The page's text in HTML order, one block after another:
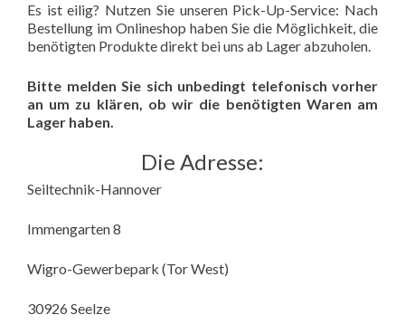
Es ist eilig? Nutzen Sie unseren Pick-Up-Service: Nach
Bestellung im Onlineshop haben Sie die Möglichkeit, die
benötigten Produkte direkt bei uns ab Lager abzuholen.
Bitte melden Sie sich unbedingt telefonisch vorher
an um zu klären, ob wir die benötigten Waren am
Lager haben.
Die Adresse:
Seiltechnik-Hannover
Immengarten 8
Wigro-Gewerbepark (Tor West)
30926 Seelze